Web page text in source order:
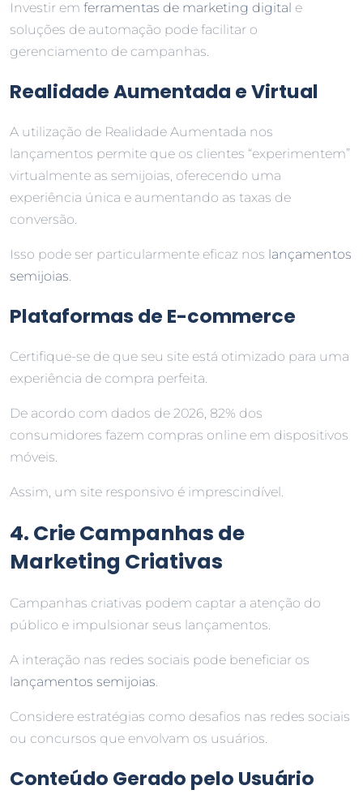
Investir em ferramentas de marketing digital e
soluções de automação pode facilitar o
gerenciamento de campanhas.
Realidade Aumentada e Virtual
A utilização de Realidade Aumentada nos
lançamentos permite que os clientes “experimentem”
virtualmente as semijoias, oferecendo uma
experiência única e aumentando as taxas de
conversão.
Isso pode ser particularmente eficaz nos lançamentos
semijoias.
Plataformas de E-commerce
Certifique-se de que seu site está otimizado para uma
experiência de compra perfeita.
De acordo com dados de 2026, 82% dos
consumidores fazem compras online em dispositivos
móveis.
Assim, um site responsivo é imprescindível.
4. Crie Campanhas de
Marketing Criativas
Campanhas criativas podem captar a atenção do
público e impulsionar seus lançamentos.
A interação nas redes sociais pode beneficiar os
lançamentos semijoias.
Considere estratégias como desafios nas redes sociais
ou concursos que envolvam os usuários.
Conteúdo Gerado pelo Usuário